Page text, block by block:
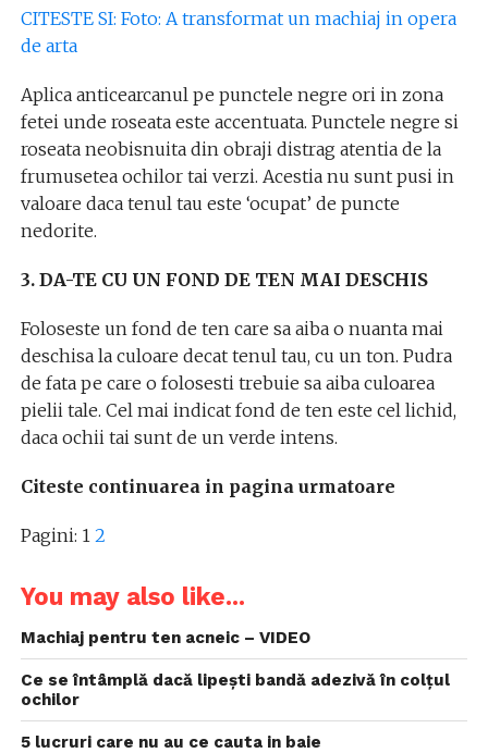
CITESTE SI: Foto: A transformat un machiaj in opera
de arta
Aplica anticearcanul pe punctele negre ori in zona
fetei unde roseata este accentuata. Punctele negre si
roseata neobisnuita din obraji distrag atentia de la
frumusetea ochilor tai verzi. Acestia nu sunt pusi in
valoare daca tenul tau este ‘ocupat’ de puncte
nedorite.
3. DA-TE CU UN FOND DE TEN MAI DESCHIS
Foloseste un fond de ten care sa aiba o nuanta mai
deschisa la culoare decat tenul tau, cu un ton. Pudra
de fata pe care o folosesti trebuie sa aiba culoarea
pielii tale. Cel mai indicat fond de ten este cel lichid,
daca ochii tai sunt de un verde intens.
Citeste continuarea in pagina urmatoare
Pagini: 1 2
You may also like...
Machiaj pentru ten acneic – VIDEO
Ce se întâmplă dacă lipești bandă adezivă în colțul
ochilor
5 lucruri care nu au ce cauta in baie